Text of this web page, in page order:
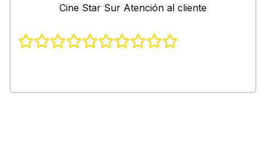
Cine Star Sur Atención al cliente